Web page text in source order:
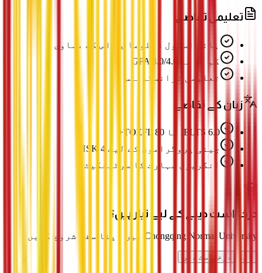
تعلیمی تقاضے
ہائی اسکول ڈپلوما یا اس کے مساوی
کم از کم GPA 3.0/4.0
تعلیمی ٹرانسکرپٹس
زبان کے تقاضے
IELTS 6.0 یا TOEFL 80+
چینی پروگراموں کے لیے HSK 4
انگریزی مہارت کا سرٹیفکیٹ
درخواست دینے کے لیے تیار ہیں؟
Chongqing Normal University میں اپنا سفر شروع کریں
ابھی درخواست دیں